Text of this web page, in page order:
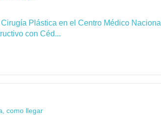
Plástica en el Centro Médico Nacional
con Céd...
como llegar